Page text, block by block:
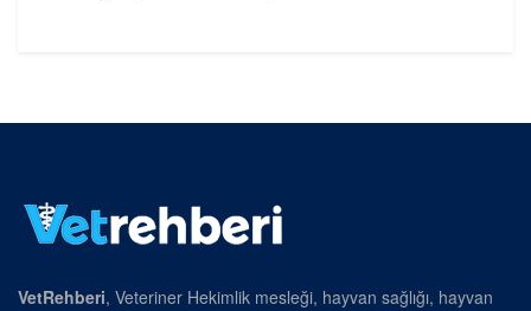
VetRehberi, Veteriner Hekimlik mesleği, hayvan sağlığı, hayvan